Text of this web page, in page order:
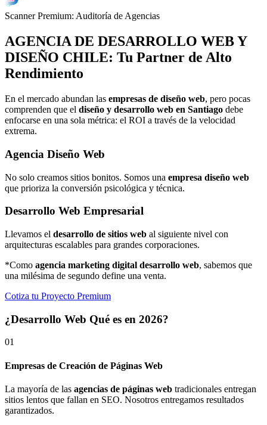
Scanner Premium: Auditoría de Agencias
AGENCIA DE DESARROLLO WEB Y
DISEÑO CHILE: Tu Partner de Alto
Rendimiento
En el mercado abundan las empresas de diseño web, pero pocas
comprenden que el diseño y desarrollo web en Santiago debe
enfocarse en una sola métrica: el ROI a través de la velocidad
extrema.
Agencia Diseño Web
No solo creamos sitios bonitos. Somos una empresa diseño web
que prioriza la conversión psicológica y técnica.
Desarrollo Web Empresarial
Llevamos el desarrollo de sitios web al siguiente nivel con
arquitecturas escalables para grandes corporaciones.
*Como agencia marketing digital desarrollo web, sabemos que
una milésima de segundo define una venta.
Cotiza tu Proyecto Premium
¿Desarrollo Web Qué es en 2026?
01
Empresas de Creación de Páginas Web
La mayoría de las agencias de páginas web tradicionales entregan
sitios lentos que fallan en SEO. Nosotros entregamos resultados
garantizados.